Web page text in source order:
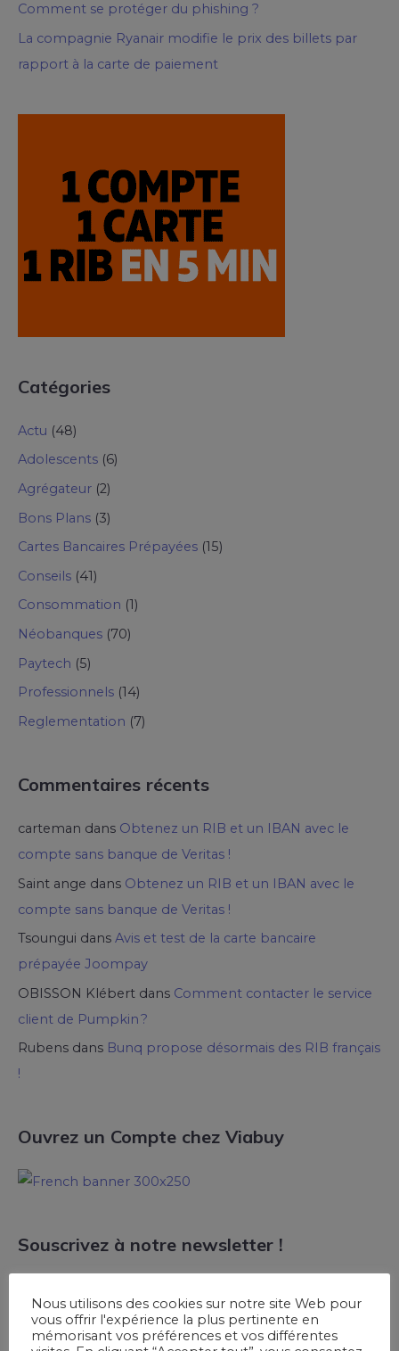
Comment se protéger du phishing ?
La compagnie Ryanair modifie le prix des billets par
rapport à la carte de paiement
Catégories
Actu (48)
Adolescents (6)
Agrégateur (2)
Bons Plans (3)
Cartes Bancaires Prépayées (15)
Conseils (41)
Consommation (1)
Néobanques (70)
Paytech (5)
Professionnels (14)
Reglementation (7)
Commentaires récents
carteman dans Obtenez un RIB et un IBAN avec le
compte sans banque de Veritas !
Saint ange dans Obtenez un RIB et un IBAN avec le
compte sans banque de Veritas !
Tsoungui dans Avis et test de la carte bancaire
prépayée Joompay
OBISSON Klébert dans Comment contacter le service
client de Pumpkin ?
Rubens dans Bunq propose désormais des RIB français
!
Ouvrez un Compte chez Viabuy
Souscrivez à notre newsletter !
Saisir votre Email !
Nous utilisons des cookies sur notre site Web pour
vous offrir l'expérience la plus pertinente en
mémorisant vos préférences et vos différentes